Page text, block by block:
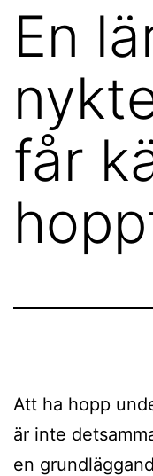
En
får
Att ha hopp
är inte
en